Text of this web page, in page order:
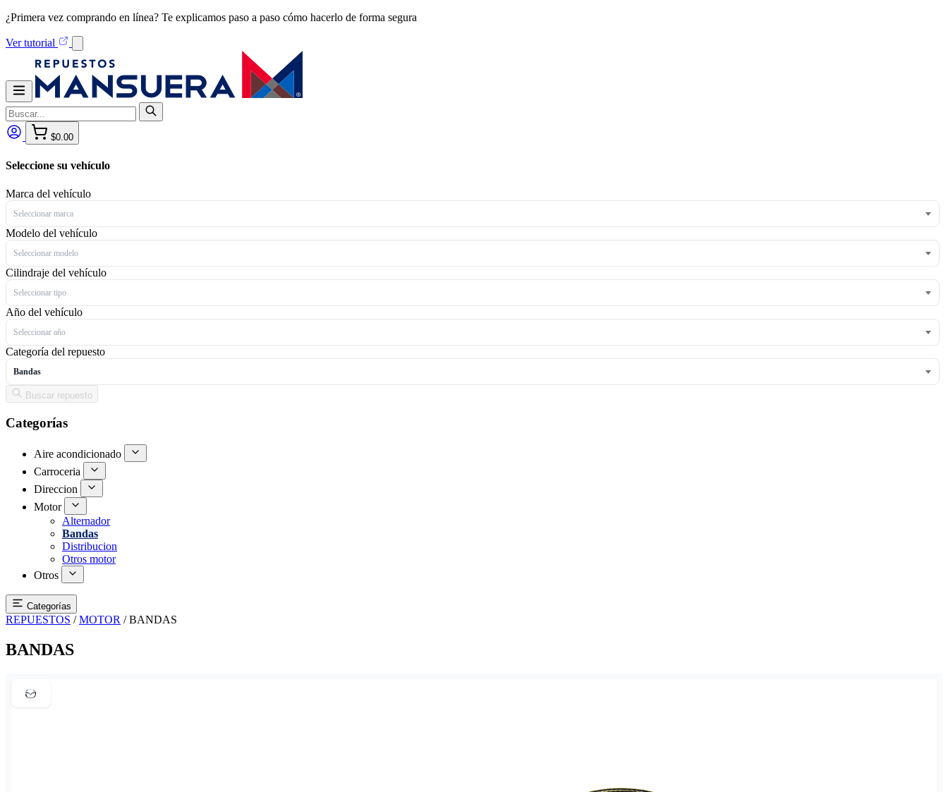
¿Primera vez comprando en línea? Te explicamos paso a paso cómo hacerlo de forma segura
Ver tutorial
$0.00
Seleccione su vehículo
Marca del vehículo
Seleccionar marca
Modelo del vehículo
Seleccionar modelo
Cilindraje del vehículo
Seleccionar tipo
Año del vehículo
Seleccionar año
Categoría del repuesto
Bandas
Buscar repuesto
Categorías
Aire acondicionado
Carroceria
Direccion
Motor
Alternador
Bandas
Distribucion
Otros motor
Otros
Categorías
REPUESTOS / MOTOR / BANDAS
BANDAS